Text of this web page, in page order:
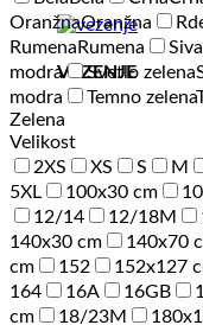
VEZENJE
OranžnaOranžna
Rumena Rumena Siva
modra
Svetlo zelena
modra
Temno zelena
Zelena
Velikost
2XS
XS S M
5XL
100x30 cm
12/14
12/18M
140x30 cm
140x70
cm
152 152x127
164
16A 16GB
cm
18/23M